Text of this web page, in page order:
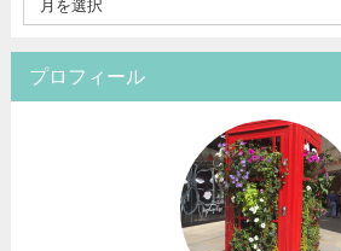
プロフィール